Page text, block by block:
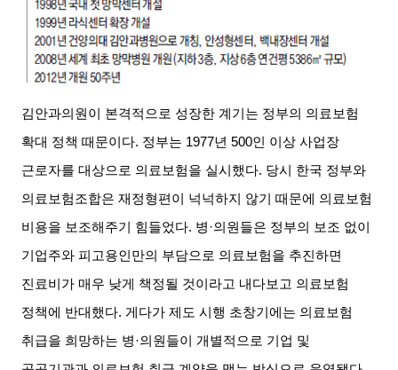
김안과의원이 본격적으로 성장한 계기는 정부의 의료보험
확대 정책 때문이다. 정부는 1977년 500인 이상 사업장
근로자를 대상으로 의료보험을 실시했다. 당시 한국 정부와
의료보험조합은 재정형편이 넉넉하지 않기 때문에 의료보험
비용을 보조해주기 힘들었다. 병·의원들은 정부의 보조 없이
기업주와 피고용인만의 부담으로 의료보험을 추진하면
진료비가 매우 낮게 책정될 것이라고 내다보고 의료보험
정책에 반대했다. 게다가 제도 시행 초창기에는 의료보험
취급을 희망하는 병·의원들이 개별적으로 기업 및